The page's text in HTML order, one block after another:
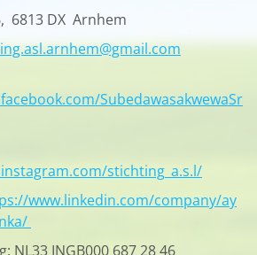
6813 DX Arnhem
SubedawasakwewaSr
stichting_a.s.l/
www.linkedin.com/company/ay
NL33 INGB000 687 28 46